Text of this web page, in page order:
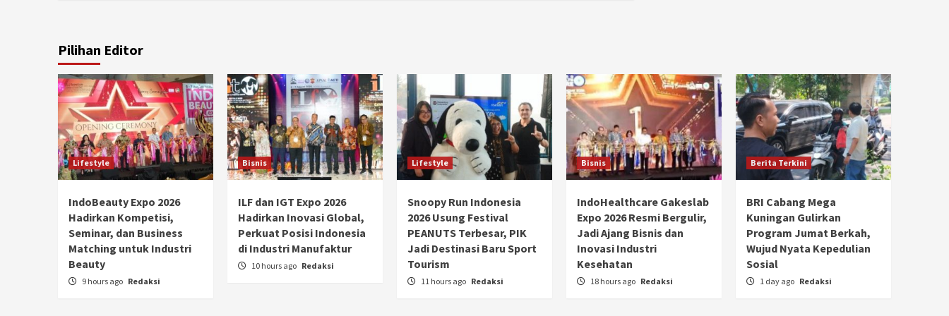
Pilihan Editor
Lifestyle
IndoBeauty Expo 2026
Hadirkan Kompetisi,
Seminar, dan Business
Matching untuk Industri
Beauty
9 hours ago Redaksi
Bisnis
ILF dan IGT Expo 2026
Hadirkan Inovasi Global,
Perkuat Posisi Indonesia
di Industri Manufaktur
10 hours ago Redaksi
Lifestyle
Snoopy Run Indonesia
2026 Usung Festival
PEANUTS Terbesar, PIK
Jadi Destinasi Baru Sport
Tourism
11 hours ago Redaksi
Bisnis
IndoHealthcare Gakeslab
Expo 2026 Resmi Bergulir,
Jadi Ajang Bisnis dan
Inovasi Industri
Kesehatan
18 hours ago Redaksi
Berita Terkini
BRI Cabang Mega
Kuningan Gulirkan
Program Jumat Berkah,
Wujud Nyata Kepedulian
Sosial
1 day ago Redaksi